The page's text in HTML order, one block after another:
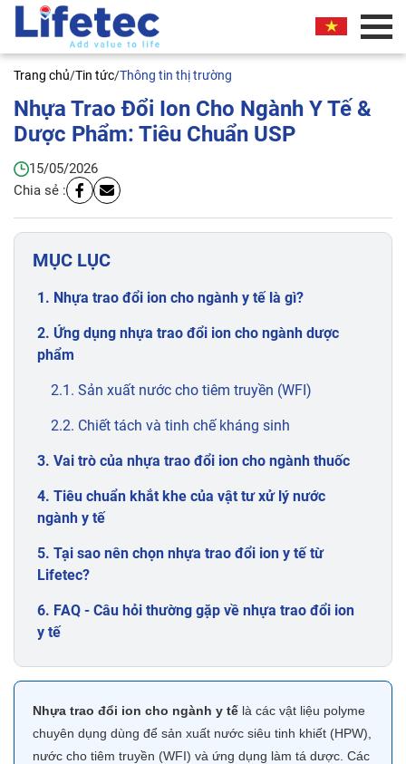
Trang chủ/Tin tức/Thông tin thị trường
Nhựa Trao Đổi Ion Cho Ngành Y Tế &
Dược Phẩm: Tiêu Chuẩn USP
15/05/2026
Chia sẻ :
MỤC LỤC
1. Nhựa trao đổi ion cho ngành y tế là gì?
2. Ứng dụng nhựa trao đổi ion cho ngành dược
phẩm
2.1. Sản xuất nước cho tiêm truyền (WFI)
2.2. Chiết tách và tinh chế kháng sinh
3. Vai trò của nhựa trao đổi ion cho ngành thuốc
4. Tiêu chuẩn khắt khe của vật tư xử lý nước
ngành y tế
5. Tại sao nên chọn nhựa trao đổi ion y tế từ
Lifetec?
6. FAQ - Câu hỏi thường gặp về nhựa trao đổi ion
y tế
Nhựa trao đổi ion cho ngành y tế là các vật liệu polyme
chuyên dụng dùng để sản xuất nước siêu tinh khiết (HPW),
nước cho tiêm truyền (WFI) và ứng dụng làm tá dược. Các